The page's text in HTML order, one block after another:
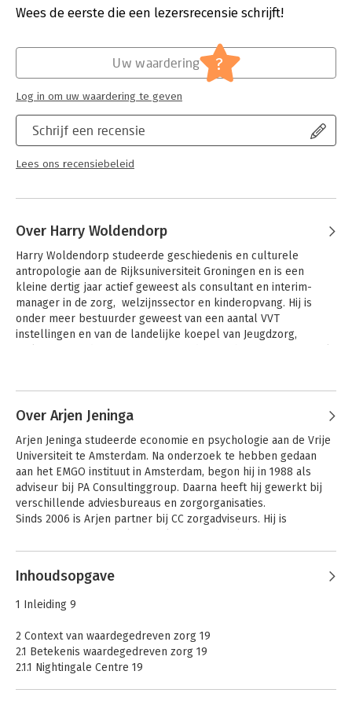
verschillende invalshoeken en vakgebieden kijkt naar de
Verschijningsdatum:
23-9-2019
Algemeen management
Wees de eerste die een lezersrecensie schrijft!
Schrijf een recensie
Lees ons recensiebeleid
Uw waardering ?
Log in om uw waardering te geven
Over Harry Woldendorp
Harry Woldendorp studeerde geschiedenis en culturele
antropologie aan de Rijksuniversiteit Groningen en is een
kleine dertig jaar actief geweest als consultant en interim-
manager in de zorg,  welzijnssector en kinderopvang. Hij is
onder meer bestuurder geweest van een aantal VVT
instellingen en van de landelijke koepel van Jeugdzorg,
De ontwikkeling
naar duurzame
Over Arjen Jeninga
Arjen Jeninga studeerde economie en psychologie aan de Vrije
Universiteit te Amsterdam. Na onderzoek te hebben gedaan
aan het EMGO instituut in Amsterdam, begon hij in 1988 als
adviseur bij PA Consultinggroup. Daarna heeft hij gewerkt bij
verschillende adviesbureaus en zorgorganisaties.
Sinds 2006 is Arjen partner bij CC zorgadviseurs. Hij is
en de invloed daarvan op management en professionals. Deze
de SEH van het VU Medisch Centrum was de impact van
teamwork op het leven van de patiënt merkbaar en zichtbaar.
Als adviseur en manager heeft Arjen in alle sectoren van de
gezondheidszorg de effecten van de systeemcomplexiteit
ervaren. Zijn interesse in de cybernetica is de afgelopen tien
jaar geleidelijk gegroeid. Vraagstukken in een complexe
omgeving hebben een gebalanceerde en subtiele manier van
kijken nodig. Iets dat de cybernetische systeemleer van
Andere boeken door Arjen Jeninga
Inhoudsopgave
1 Inleiding 9
2 Context van waardegedreven zorg 19
2.1 Betekenis waardegedreven zorg 19
2.1.1 Nightingale Centre 19